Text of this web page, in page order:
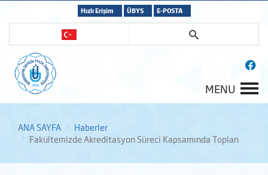
Hızlı Erişim ÜBYS E-POSTA
MENU
ANA SAYFA
Haberler
Fakültemizde Akreditasyon Süreci Kapsamında Toplan